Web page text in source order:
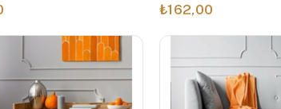
₺162,00